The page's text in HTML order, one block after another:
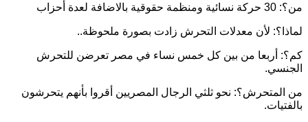
لعدة أحزاب
لأن معدلات التحرش زادت بصورة ملحوظة..
أربعا من بين كل خمس نساء في مصر تعرضن للتحرش
نحو ثلثي الرجال المصريين أقروا بأنهم يتحرشون